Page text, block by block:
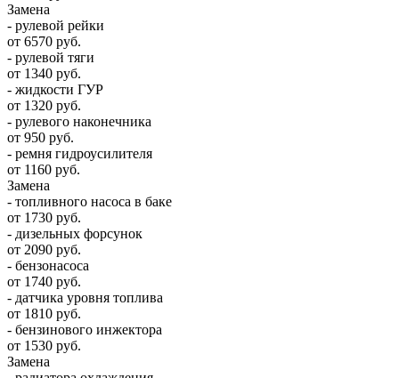
Замена
- рулевой рейки
от 6570 руб.
- рулевой тяги
от 1340 руб.
- жидкости ГУР
от 1320 руб.
- рулевого наконечника
от 950 руб.
- ремня гидроусилителя
от 1160 руб.
Замена
- топливного насоса в баке
от 1730 руб.
- дизельных форсунок
от 2090 руб.
- бензонасоса
от 1740 руб.
- датчика уровня топлива
от 1810 руб.
- бензинового инжектора
от 1530 руб.
Замена